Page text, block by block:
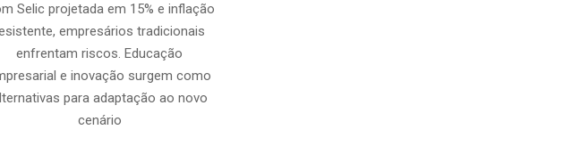
Selic projetada em 15% e inflação
empresários tradicionais
enfrentam riscos. Educação
e inovação surgem como
para adaptação ao novo
cenário